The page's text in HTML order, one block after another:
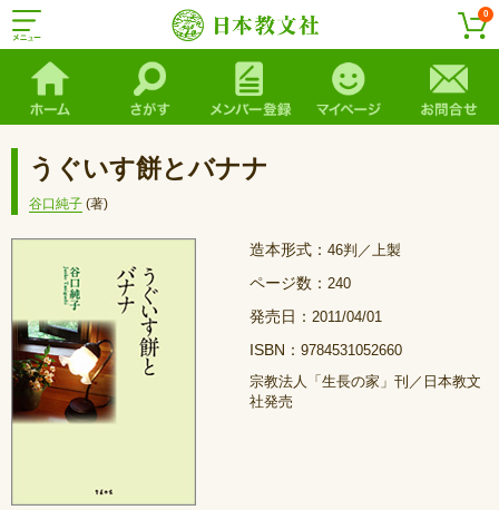
0
うぐいす餅とバナナ
谷口純子 (著)
造本形式： 46判／上製
ページ数： 240
発売日： 2011/04/01
ISBN： 9784531052660
宗教法人「生長の家」刊／日本教文
社発売